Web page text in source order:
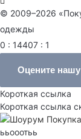
© 2009–2026
одежды
0 : 14407 : 1
Оцените нашу
Короткая ссылка
Короткая ссылка
ььооотьь